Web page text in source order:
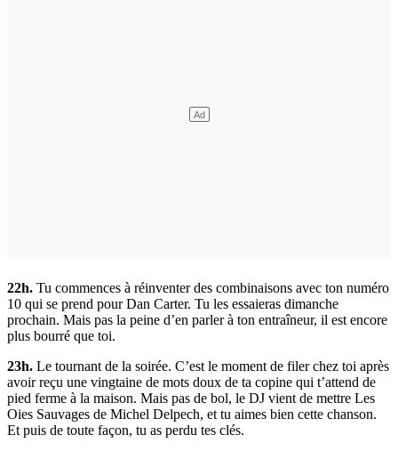
22h. Tu commences à réinventer des combinaisons avec ton numéro
10 qui se prend pour Dan Carter. Tu les essaieras dimanche
prochain. Mais pas la peine d’en parler à ton entraîneur, il est encore
plus bourré que toi.
23h. Le tournant de la soirée. C’est le moment de filer chez toi après
avoir reçu une vingtaine de mots doux de ta copine qui t’attend de
pied ferme à la maison. Mais pas de bol, le DJ vient de mettre Les
Oies Sauvages de Michel Delpech, et tu aimes bien cette chanson.
Et puis de toute façon, tu as perdu tes clés.